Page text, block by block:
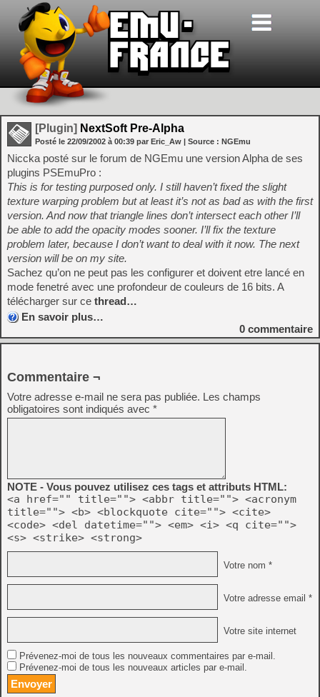
[Plugin] NextSoft Pre-Alpha
Posté le 22/09/2002 à 00:39 par Eric_Aw | Source : NGEmu
Niccka posté sur le forum de NGEmu une version Alpha de ses
plugins PSEmuPro :
This is for testing purposed only. I still haven’t fixed the slight
texture warping problem but at least it’s not as bad as with the first
version. And now that triangle lines don’t intersect each other I’ll
be able to add the opacity modes sooner. I’ll fix the texture
problem later, because I don’t want to deal with it now. The next
version will be on my site.
Sachez qu’on ne peut pas les configurer et doivent etre lancé en
mode fenetré avec une profondeur de couleurs de 16 bits. A
télécharger sur ce thread…
En savoir plus…
0 commentaire
Commentaire ¬
Votre adresse e-mail ne sera pas publiée. Les champs
obligatoires sont indiqués avec *
NOTE - Vous pouvez utilisez ces tags et attributs HTML:
<a href="" title=""> <abbr title=""> <acronym
title=""> <b> <blockquote cite=""> <cite>
<code> <del datetime=""> <em> <i> <q cite="">
<s> <strike> <strong>
Votre nom *
Votre adresse email *
Votre site internet
Prévenez-moi de tous les nouveaux commentaires par e-mail.
Prévenez-moi de tous les nouveaux articles par e-mail.